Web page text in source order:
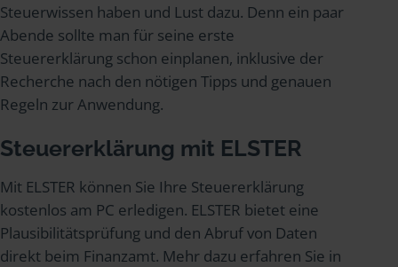
Steuerwissen haben und Lust dazu. Denn ein paar
Abende sollte man für seine erste
Steuererklärung schon einplanen, inklusive der
Recherche nach den nötigen Tipps und genauen
Regeln zur Anwendung.
Steuererklärung mit ELSTER
Mit ELSTER können Sie Ihre Steuererklärung
kostenlos am PC erledigen. ELSTER bietet eine
Plausibilitätsprüfung und den Abruf von Daten
direkt beim Finanzamt. Mehr dazu erfahren Sie in